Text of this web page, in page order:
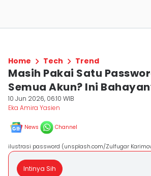
Home Tech Trend
Masih Pakai Satu
Semua Akun? Ini
10 Jun 2026, 06:10 WIB
Eka Amira Yasien
News Channel
ilustrasi password (unsplash.com/Zulfugar
Intinya Sih